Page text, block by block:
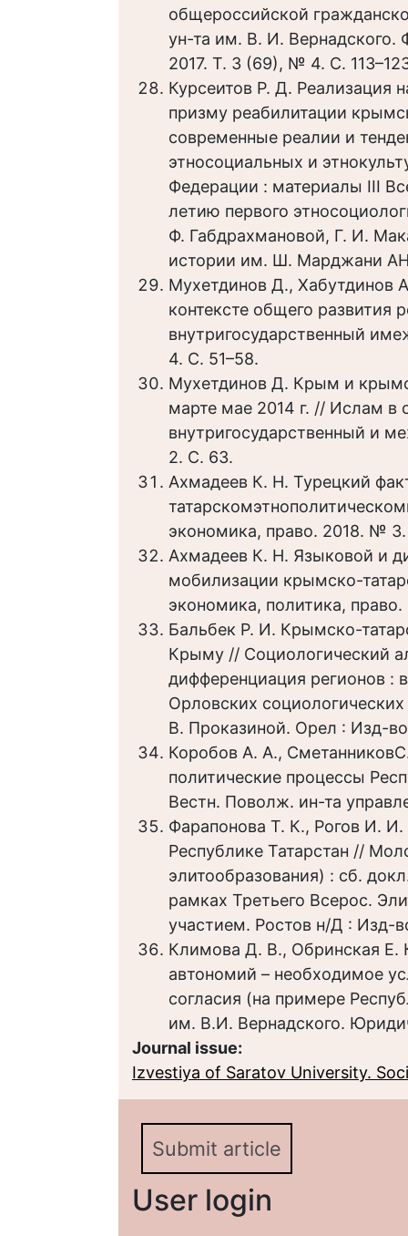
общероссийской
ун-та им. В. И. Вернадского.
2017. Т. 3 (69), № 4. С.
Курсеитов Р. Д. Реализация
призму реабилитации
современные реалии и
этносоциальных и
Федерации : материалы III
летию первого
Ф. Габдрахмановой, Г. И.
истории им. Ш. Марджани
Мухетдинов Д., Хабутдинов
контексте общего
внутригосударственный
4. С. 51–58.
Мухетдинов Д. Крым и
марте мае 2014 г. // Ислам в
внутригосударственный и
2. С. 63.
Ахмадеев К. Н. Турецкий
экономика, право. 2018. №
Ахмадеев К. Н. Языковой и
мобилизации крымско-
экономика, политика,
Бальбек Р. И. Крымско-
Крыму // Социологический
дифференциация регионов :
Орловских
В. Проказиной. Орел : Изд-
Коробов А. А.,
политические процессы
Вестн. Поволж. ин-та
Фарапонова Т. К., Рогов И.
Республике Татарстан //
элитообразования) : сб.
рамках Третьего Всерос.
участием. Ростов н/Д : Изд-
Климова Д. В., Обринская Е.
автономий – необходимое
согласия (на примере
им. В.И. Вернадского.
Journal issue:
Izvestiya of Saratov University.
Submit article
User login